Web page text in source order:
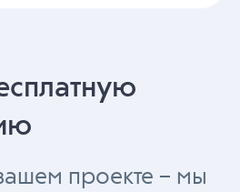
проекте – мы